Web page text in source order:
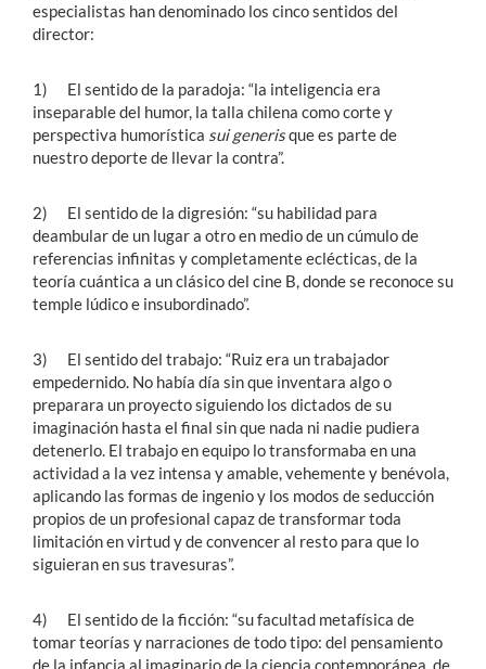
especialistas han denominado los cinco sentidos del
director:
1) El sentido de la paradoja: “la inteligencia era
inseparable del humor, la talla chilena como corte y
perspectiva humorística sui generisque es parte de
nuestro deporte de llevar la contra”.
2) El sentido de la digresión: “su habilidad para
deambular de un lugar a otro en medio de un cúmulo de
referencias infinitas y completamente eclécticas, de la
teoría cuántica a un clásico del cine B, donde se reconoce su
temple lúdico e insubordinado”.
3) El sentido del trabajo: “Ruiz era un trabajador
empedernido. No había día sin que inventara algo o
preparara un proyecto siguiendo los dictados de su
imaginación hasta el final sin que nada ni nadie pudiera
detenerlo. El trabajo en equipo lo transformaba en una
actividad a la vez intensa y amable, vehemente y benévola,
aplicando las formas de ingenio y los modos de seducción
propios de un profesional capaz de transformar toda
limitación en virtud y de convencer al resto para que lo
siguieran en sus travesuras”.
4) El sentido de la ficción: “su facultad metafísica de
tomar teorías y narraciones de todo tipo: del pensamiento
de la infancia al imaginario de la ciencia contemporánea, de